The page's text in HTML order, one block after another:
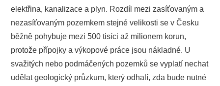
elektřina, kanalizace a plyn. Rozdíl mezi zasíťovaným a
nezasíťovaným pozemkem stejné velikosti se v Česku
běžně pohybuje mezi 500 tisíci až milionem korun,
protože přípojky a výkopové práce jsou nákladné. U
svažitých nebo podmáčených pozemků se vyplatí nechat
udělat geologický průzkum, který odhalí, zda bude nutné